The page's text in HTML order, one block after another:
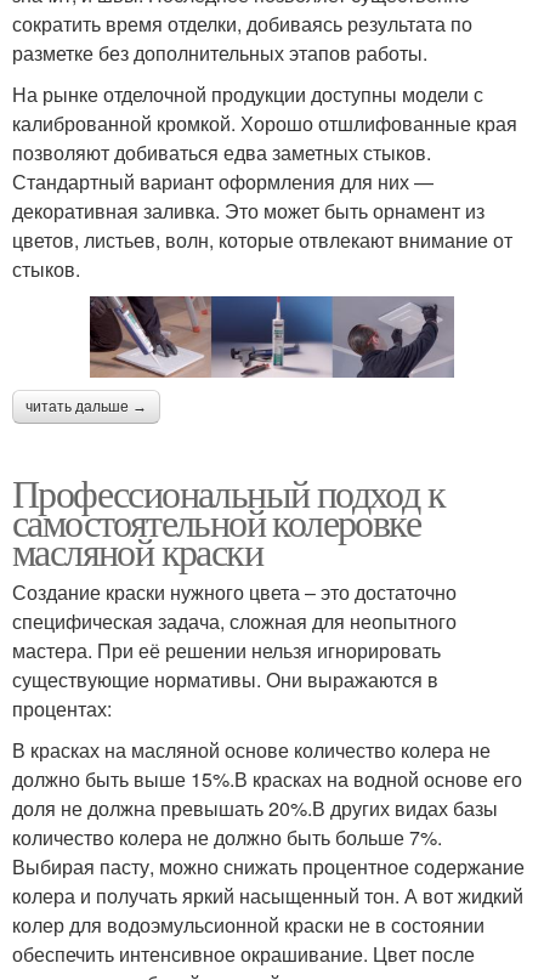
сократить время отделки, добиваясь результата по
разметке без дополнительных этапов работы.
На рынке отделочной продукции доступны модели с
калиброванной кромкой. Хорошо отшлифованные края
позволяют добиваться едва заметных стыков.
Стандартный вариант оформления для них —
декоративная заливка. Это может быть орнамент из
цветов, листьев, волн, которые отвлекают внимание от
стыков.
читать дальше →
Профессиональный подход к
самостоятельной колеровке
масляной краски
Создание краски нужного цвета – это достаточно
специфическая задача, сложная для неопытного
мастера. При её решении нельзя игнорировать
существующие нормативы. Они выражаются в
процентах:
В красках на масляной основе количество колера не
должно быть выше 15%.В красках на водной основе его
доля не должна превышать 20%.В других видах базы
количество колера не должно быть больше 7%.
Выбирая пасту, можно снижать процентное содержание
колера и получать яркий насыщенный тон. А вот жидкий
колер для водоэмульсионной краски не в состоянии
обеспечить интенсивное окрашивание. Цвет после